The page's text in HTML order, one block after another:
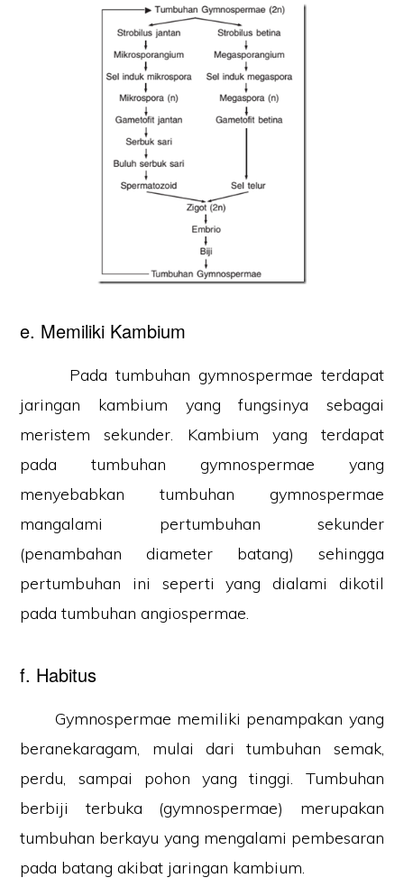
e. Memiliki Kambium
Pada tumbuhan gymnospermae terdapat
jaringan kambium yang fungsinya sebagai
meristem sekunder. Kambium yang terdapat
pada tumbuhan gymnospermae yang
menyebabkan tumbuhan gymnospermae
mangalami pertumbuhan sekunder
(penambahan diameter batang) sehingga
pertumbuhan ini seperti yang dialami dikotil
pada tumbuhan angiospermae.
f. Habitus
Gymnospermae memiliki penampakan yang
beranekaragam, mulai dari tumbuhan semak,
perdu, sampai pohon yang tinggi. Tumbuhan
berbiji terbuka (gymnospermae) merupakan
tumbuhan berkayu yang mengalami pembesaran
pada batang akibat jaringan kambium.